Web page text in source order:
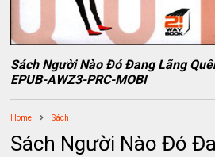
Sách Người Nào Đó Đang Lãng
EPUB-AWZ3-PRC-MOBI
Home Sách
Sách Người Nào Đó